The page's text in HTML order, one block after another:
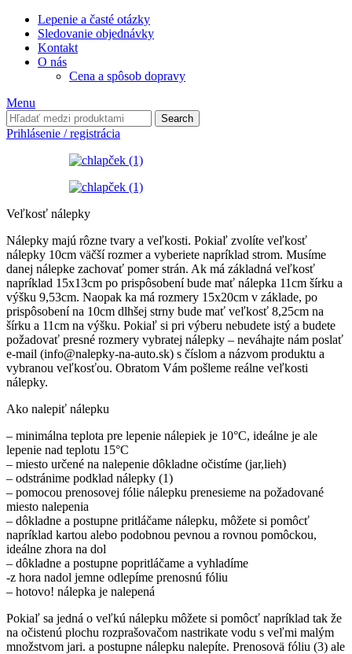
Lepenie a časté otázky
Sledovanie objednávky
Kontakt
O nás
Cena a spôsob dopravy
Menu
Search
Prihlásenie / registrácia
Veľkosť nálepky
Nálepky majú rôzne tvary a veľkosti. Pokiaľ zvolíte veľkosť
nálepky 10cm väčší rozmer a vyberiete napríklad strom. Musíme
danej nálepke zachovať pomer strán. Ak má základná veľkosť
napríklad 15x13cm po prispôsobení bude mať nálepka 11cm šírku a
výšku 9,53cm. Naopak ka má rozmery 15x20cm v základe, po
prispôsobení na 10cm dlhšej strny bude mať veľkosť 8,25cm na
šírku a 11cm na výšku. Pokiaľ si pri výberu nebudete istý a budete
požadovať presné rozmery vybratej nálepky – neváhajte nám poslať
e-mail (info@nalepky-na-auto.sk) s číslom a názvom produktu a
vybranou veľkosťou. Obratom Vám pošleme reálne veľkosti
nálepky.
Ako nalepiť nálepku
– minimálna teplota pre lepenie nálepiek je 10°C, ideálne je ale
lepenie nad teplotu 15°C
– miesto určené na nalepenie dôkladne očistíme (jar,lieh)
– odstránime podklad nálepky (1)
– pomocou prenosovej fólie nálepku prenesieme na požadované
miesto nalepenia
– dôkladne a postupne pritláčame nálepku, môžete si pomôcť
napríklad kartou alebo podobnou pevnou a rovnou pomôckou,
ideálne zhora na dol
– dôkladne a postupne popritláčame a vyhladíme
-z hora nadol jemne odlepíme prenosnú fóliu
– hotovo! nálepka je nalepená
Pokiaľ sa jedná o veľkú nálepku môžete si pomôcť napríklad tak že
na očistenú plochu rozprašovačom nastrikate vodu s veľmi malým
množstvom jari. a postupne nálepku nalepíte. Prenosovä fóliu (3) ale